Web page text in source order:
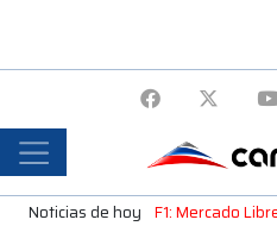
Noticias de hoy F1: Mercado